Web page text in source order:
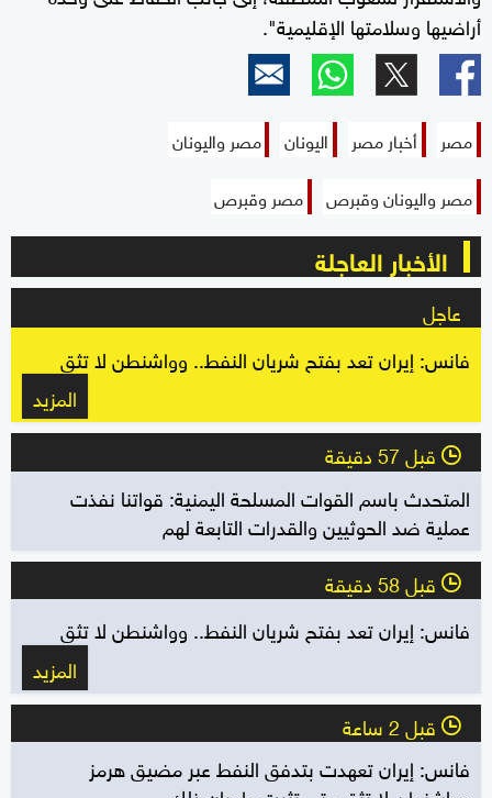
أراضيها وسلامتها الإقليمية".
مصر أخبار مصر اليونان
مصر واليونان
مصر واليونان وقبرص
مصر وقبرص
الأخبار العاجلة
عاجل
فانس: إيران تعد بفتح شريان النفط.. وواشنطن لا تثق
المزيد
l قبل 57 دقيقة
المتحدث باسم القوات المسلحة اليمنية: قواتنا نفذت
عملية ضد الحوثيين والقدرات التابعة لهم
l قبل 58 دقيقة
فانس: إيران تعد بفتح شريان النفط.. وواشنطن لا تثق
المزيد
l قبل 2 ساعة
فانس: إيران تعهدت بتدفق النفط عبر مضيق هرمز